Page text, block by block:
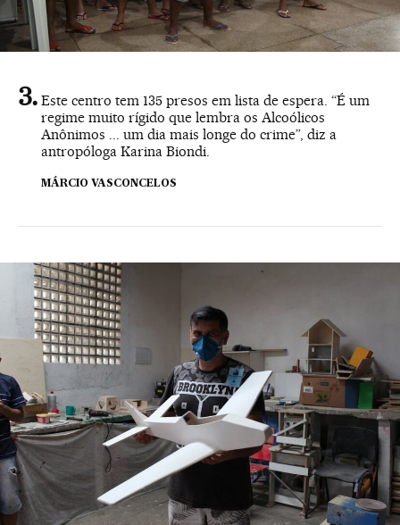
Este centro tem 135 presos em lista de espera. “É um
regime muito rígido que lembra os Alcoólicos
Anônimos ... um dia mais longe do crime”, diz a
antropóloga Karina Biondi.
MÁRCIO VASCONCELOS